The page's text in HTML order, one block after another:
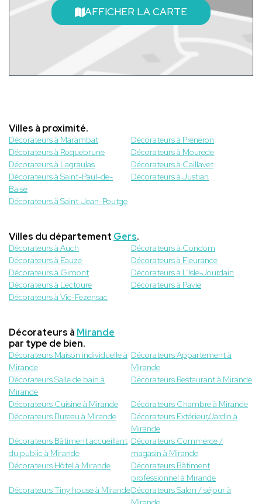
AFFICHER LA CARTE
Villes à proximité.
Décorateurs à Marambat
Décorateurs à Preneron
Décorateurs à Roquebrune
Décorateurs à Mourede
Décorateurs à Lagraulas
Décorateurs à Caillavet
Décorateurs à Saint-Paul-de-
Baise
Décorateurs à Justian
Décorateurs à Saint-Jean-Poutge
Villes du département Gers.
Décorateurs à Auch
Décorateurs à Condom
Décorateurs à Eauze
Décorateurs à Fleurance
Décorateurs à Gimont
Décorateurs à L’Isle-Jourdain
Décorateurs à Lectoure
Décorateurs à Pavie
Décorateurs à Vic-Fezensac
Décorateurs à Mirande
par type de bien.
Décorateurs Maison individuelle à
Mirande
Décorateurs Appartement à
Mirande
Décorateurs Salle de bain à
Mirande
Décorateurs Restaurant à Mirande
Décorateurs Cuisine à Mirande
Décorateurs Chambre à Mirande
Décorateurs Bureau à Mirande
Décorateurs Extérieur/Jardin à
Mirande
Décorateurs Bâtiment accueillant
du public à Mirande
Décorateurs Commerce /
magasin à Mirande
Décorateurs Hôtel à Mirande
Décorateurs Bâtiment
professionnel à Mirande
Décorateurs Tiny house à MirandeDécorateurs Salon / séjour à